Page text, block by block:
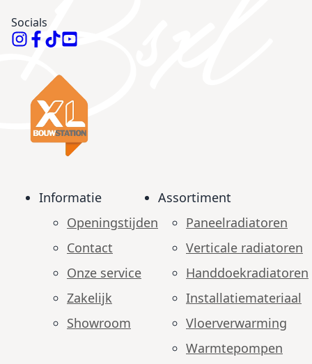
Socials
Informatie
Openingstijden
Contact
Onze service
Zakelijk
Showroom
Assortiment
Paneelradiatoren
Verticale radiatoren
Handdoekradiatoren
Installatiemateriaal
Vloerverwarming
Warmtepompen